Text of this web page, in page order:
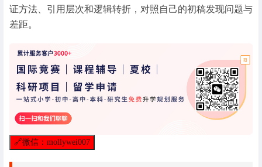
证方法、引用层次和逻辑转折，对照自己的初稿发现问题与
差距。
🔗微信：mollywei007